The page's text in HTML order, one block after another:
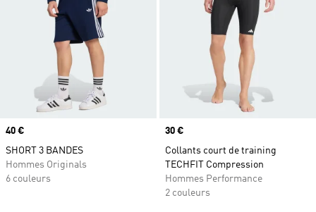
Prix
40 €
SHORT 3 BANDES
Hommes Originals
6 couleurs
Prix
30 €
Collants court de training
TECHFIT Compression
Hommes Performance
2 couleurs